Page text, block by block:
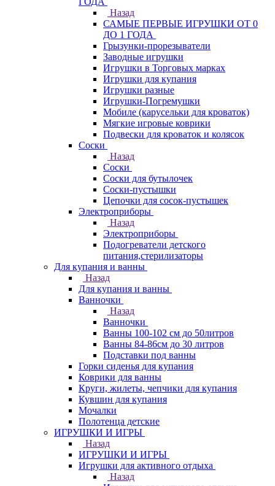
Назад
САМЫЕ ПЕРВЫЕ ИГРУШКИ ОТ 0
ДО 1 ГОДА
Грызунки-прорезыватели
Заводные игрушки
Игрушки в Торговых марках
Игрушки для купания
Игрушки разные
Игрушки-Погремушки
Мобиле (карусельки для кроваток)
Мягкие игровые коврики
Подвески для кроваток и колясок
Соски
Назад
Соски
Соски для бутылочек
Соски-пустышки
Цепочки для сосок-пустышек
Электроприборы
Назад
Электроприборы
Подогреватели детского
питания,стерилизаторы
Для купания и ванны
Назад
Для купания и ванны
Ванночки
Назад
Ванночки
Ванны 100-102 см до 50литров
Ванны 84-86см до 30 литров
Подставки под ванны
Горки сиденья для купания
Коврики для ванны
Круги, жилеты, чепчики для купания
Кувшин для купания
Мочалки
Полотенца детские
ИГРУШКИ И ИГРЫ
Назад
ИГРУШКИ И ИГРЫ
Игрушки для активного отдыха
Назад